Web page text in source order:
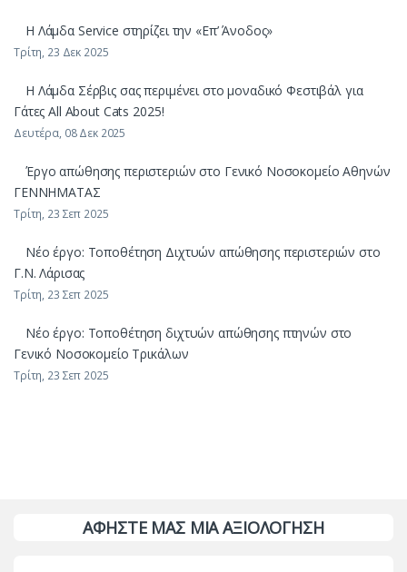
H Λάμδα Service στηρίζει την «Επ’ Άνοδος»
Τρίτη, 23 Δεκ 2025
Η Λάμδα Σέρβις σας περιμένει στο μοναδικό Φεστιβάλ για
Γάτες All About Cats 2025!
Δευτέρα, 08 Δεκ 2025
Έργο απώθησης περιστεριών στο Γενικό Νοσοκομείο Αθηνών
ΓΕΝΝΗΜΑΤΑΣ
Τρίτη, 23 Σεπ 2025
Νέο έργο: Τοποθέτηση Διχτυών απώθησης περιστεριών στο
Γ.Ν. Λάρισας
Τρίτη, 23 Σεπ 2025
Νέο έργο: Τοποθέτηση διχτυών απώθησης πτηνών στο
Γενικό Νοσοκομείο Τρικάλων
Τρίτη, 23 Σεπ 2025
ΑΦΗΣΤΕ ΜΑΣ ΜΙΑ ΑΞΙΟΛΟΓΗΣΗ